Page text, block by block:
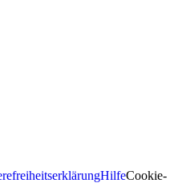
HilfeCookie-